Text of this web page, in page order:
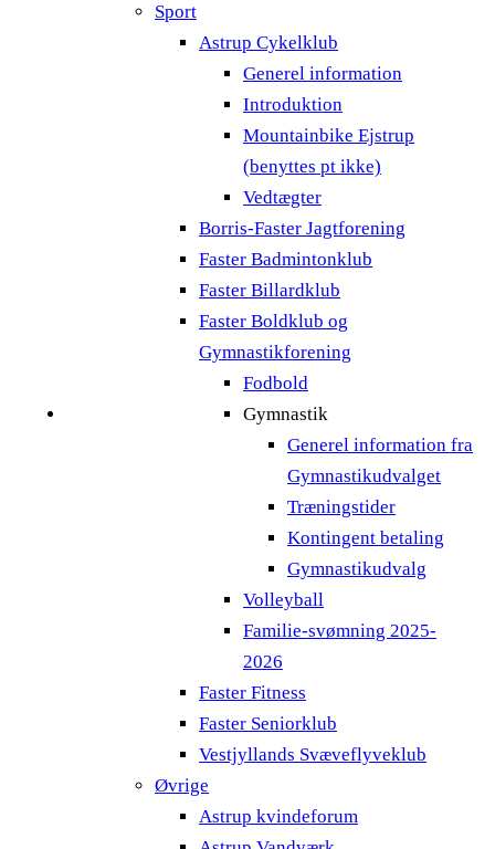
Sport
Astrup Cykelklub
Generel information
Introduktion
Mountainbike Ejstrup
(benyttes pt ikke)
Vedtægter
Borris-Faster Jagtforening
Faster Badmintonklub
Faster Billardklub
Faster Boldklub og
Gymnastikforening
Fodbold
Gymnastik
Generel information fra
Gymnastikudvalget
Træningstider
Kontingent betaling
Gymnastikudvalg
Volleyball
Familie-svømning 2025-
2026
Faster Fitness
Faster Seniorklub
Vestjyllands Svæveflyveklub
Øvrige
Astrup kvindeforum